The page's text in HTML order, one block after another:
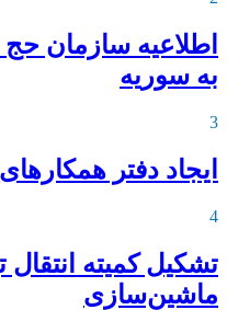
اطلاعیه‌ سازمان حج
به سوریه
3
ایجاد دفتر
4
تشکیل کمیته
ماشین‌سازی